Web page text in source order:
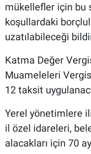
mükellefler için bu
koşullardaki
uzatılabileceği
Katma Değer
Muameleleri
12 taksit
Yerel yönetimlere
il özel idareleri,
alacakları için 70